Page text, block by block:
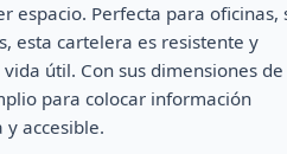
espacio. Perfecta para oficinas,
esta cartelera es resistente y
útil. Con sus dimensiones de
para colocar información
accesible.